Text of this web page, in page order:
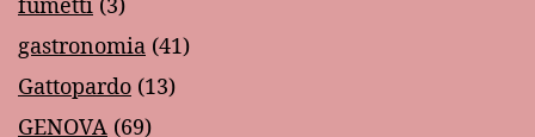
gastronomia (41)
Gattopardo (13)
GENOVA (69)